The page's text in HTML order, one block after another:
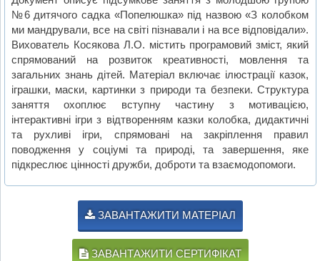
№6 дитячого садка «Попелюшка» під назвою «З колобком
ми мандрували, все на світі пізнавали і на все відповідали».
Вихователь Косякова Л.О. містить програмовий зміст, який
спрямований на розвиток креативності, мовлення та
загальних знань дітей. Матеріал включає ілюстрації казок,
іграшки, маски, картинки з природи та безпеки. Структура
заняття охоплює вступну частину з мотивацією,
інтерактивні ігри з відтворенням казки колобка, дидактичні
та рухливі ігри, спрямовані на закріплення правил
поводження у соціумі та природі, та завершення, яке
підкреслює цінності дружби, доброти та взаємодопомоги.
ЗАВАНТАЖИТИ МАТЕРІАЛ
ЗАВАНТАЖИТИ СЕРТИФІКАТ